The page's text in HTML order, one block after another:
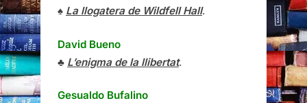
♠ La llogatera de Wildfell Hall.
David Bueno
♣ L’enigma de la llibertat.
Gesualdo Bufalino